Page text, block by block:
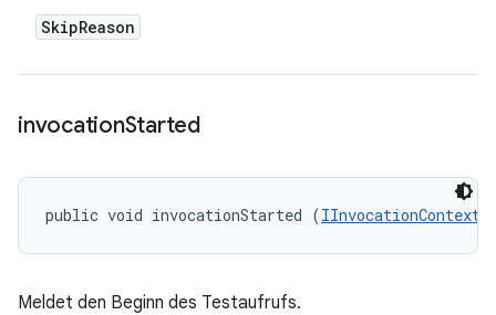
SkipReason
invocationStarted
public void invocationStarted (IInvocationContext
Meldet den Beginn des Testaufrufs.